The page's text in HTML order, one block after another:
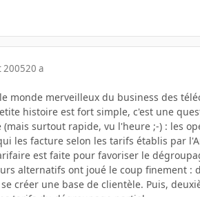
200520 a
monde merveilleux du business des
histoire est fort simple, c'est une
(mais surtout rapide, vu l'heure ;-) : les
les facture selon les tarifs établis par
est faite pour favoriser le
alternatifs ont joué le coup finement
créer une base de clientèle. Puis,